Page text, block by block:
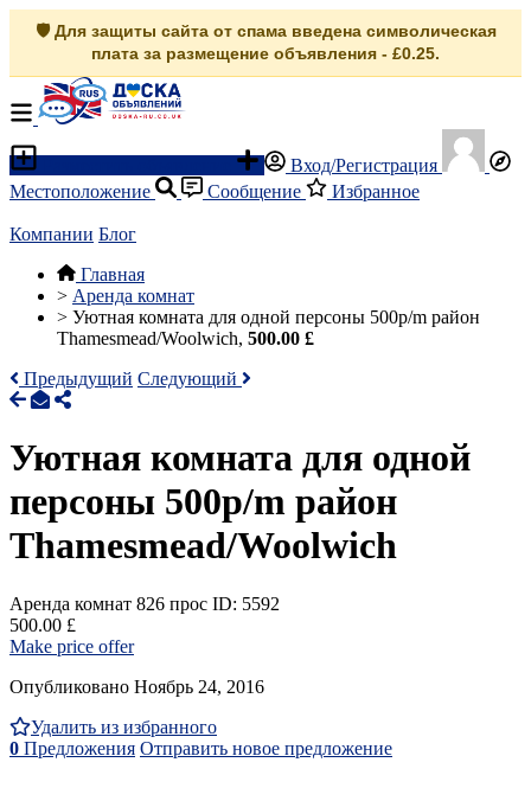
🛡️ Для защиты сайта от спама введена символическая
плата за размещение объявления - £0.25.
Вход/Регистрация
Местоположение
Сообщение Избранное
Компании Блог
Главная
> Аренда комнат
> Уютная комната для одной персоны 500p/m район
Thamesmead/Woolwich, 500.00 £
Предыдущий Следующий
Уютная комната для одной
персоны 500p/m район
Thamesmead/Woolwich
Аренда комнат 826 прос ID: 5592
500.00 £
Make price offer
Опубликовано Ноябрь 24, 2016
Удалить из избранного
0 Предложения Отправить новое предложение